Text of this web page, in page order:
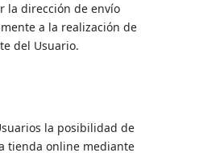
la dirección de envío
a la realización de
del Usuario.
la posibilidad de
tienda online mediante